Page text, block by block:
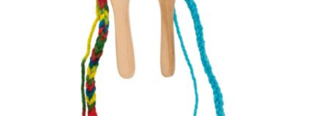
Optionen
können
auf
der
Produktseite
gewählt